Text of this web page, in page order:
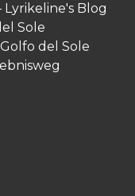
Lyrikeline's Blog
Sole
del Sole